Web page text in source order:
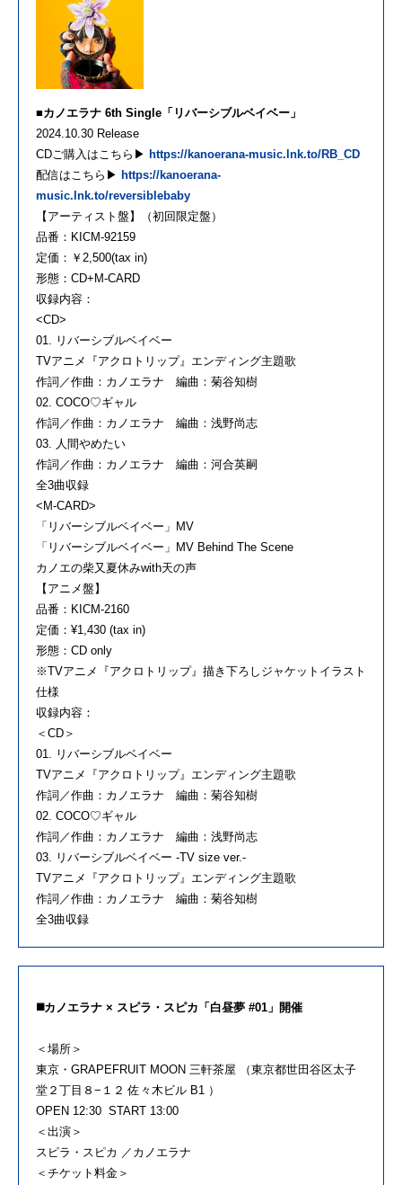
■カノエラナ 6th Single「リバーシブルベイベー」
2024.10.30 Release
CDご購入はこちら▶ https://kanoerana-music.lnk.to/RB_CD
配信はこちら▶︎ https://kanoerana-
music.lnk.to/reversiblebaby
【アーティスト盤】（初回限定盤）
品番：KICM-92159
定価：￥2,500(tax in)
形態：CD+M-CARD
収録内容：
<CD>
01. リバーシブルベイベー
TVアニメ『アクロトリップ』エンディング主題歌
作詞／作曲：カノエラナ 編曲：菊谷知樹
02. COCO♡ギャル
作詞／作曲：カノエラナ 編曲：浅野尚志
03. 人間やめたい
作詞／作曲：カノエラナ 編曲：河合英嗣
全3曲収録
<M-CARD>
「リバーシブルベイベー」MV
「リバーシブルベイベー」MV Behind The Scene
カノエの柴又夏休みwith天の声
【アニメ盤】
品番：KICM-2160
定価：¥1,430 (tax in)
形態：CD only
※TVアニメ『アクロトリップ』描き下ろしジャケットイラスト
仕様
収録内容：
＜CD＞
01. リバーシブルベイベー
TVアニメ『アクロトリップ』エンディング主題歌
作詞／作曲：カノエラナ 編曲：菊谷知樹
02. COCO♡ギャル
作詞／作曲：カノエラナ 編曲：浅野尚志
03. リバーシブルベイベー -TV size ver.-
TVアニメ『アクロトリップ』エンディング主題歌
作詞／作曲：カノエラナ 編曲：菊谷知樹
全3曲収録
◼️カノエラナ × スピラ・スピカ「白昼夢 #01」開催
＜場所＞
東京・GRAPEFRUIT MOON 三軒茶屋 （東京都世田谷区太子
堂２丁目８−１２ 佐々木ビル B1 ）
OPEN 12:30 START 13:00
＜出演＞
スピラ・スピカ ／カノエラナ
＜チケット料金＞